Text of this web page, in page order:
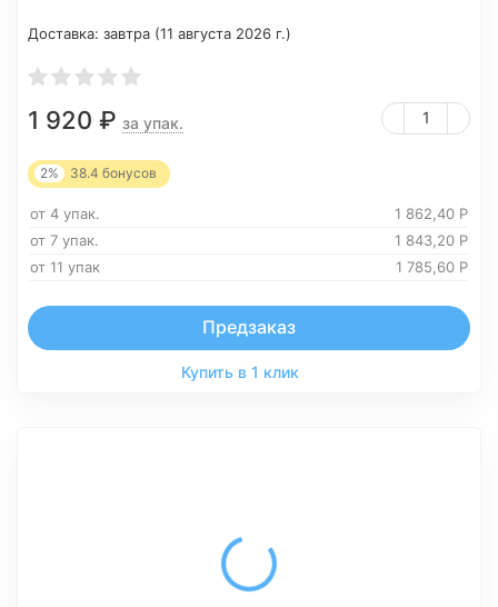
Доставка: завтра (11 августа 2026 г.)
1 920 ₽ за упак.
2% 38.4 бонусов
от 4 упак. 1 862,40 Р
от 7 упак.
1 843,20 Р
от 11 упак
1 785,60 Р
Предзаказ
Купить в 1 клик